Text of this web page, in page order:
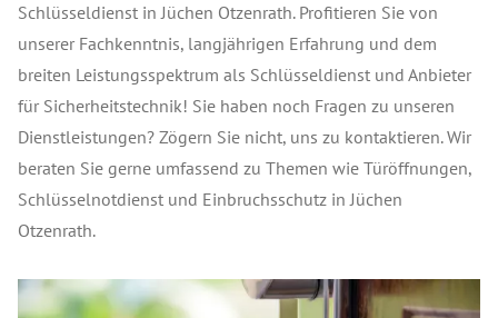
Schlüsseldienst in Jüchen Otzenrath. Profitieren Sie von
unserer Fachkenntnis, langjährigen Erfahrung und dem
breiten Leistungsspektrum als Schlüsseldienst und Anbieter
für Sicherheitstechnik! Sie haben noch Fragen zu unseren
Dienstleistungen? Zögern Sie nicht, uns zu kontaktieren. Wir
beraten Sie gerne umfassend zu Themen wie Türöffnungen,
Schlüsselnotdienst und Einbruchsschutz in Jüchen
Otzenrath.